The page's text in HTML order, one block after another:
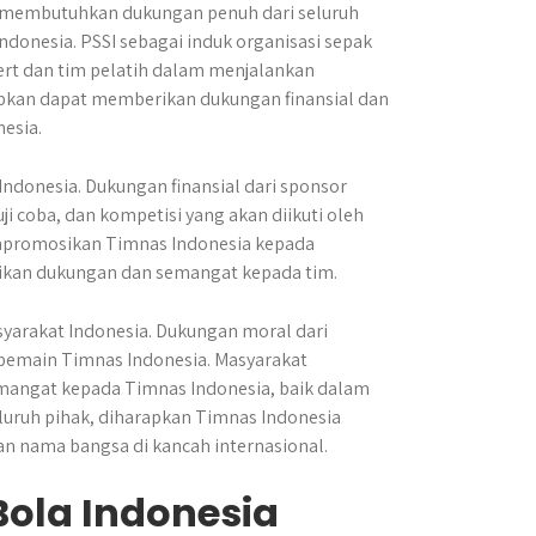
dukungan penuh dari seluruh
PSSI sebagai induk organisasi sepak
dan tim pelatih dalam menjalankan
dapat memberikan dukungan finansial dan
Dukungan finansial dari sponsor
coba, dan kompetisi yang akan diikuti oleh
Timnas Indonesia kepada
dukungan dan semangat kepada tim.
Indonesia. Dukungan moral dari
Timnas Indonesia. Masyarakat
kepada Timnas Indonesia, baik dalam
pihak, diharapkan Timnas Indonesia
nama bangsa di kancah internasional.
Indonesia